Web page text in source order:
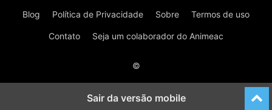
Blog Política de Privacidade Sobre Termos de uso
Contato Seja um colaborador do Animeac
©
Sair da versão mobile